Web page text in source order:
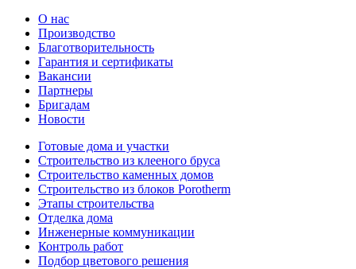
О нас
Производство
Благотворительность
Гарантия и сертификаты
Вакансии
Партнеры
Бригадам
Новости
Готовые дома и участки
Строительство из клееного бруса
Строительство каменных домов
Строительство из блоков Porotherm
Этапы строительства
Отделка дома
Инженерные коммуникации
Контроль работ
Подбор цветового решения